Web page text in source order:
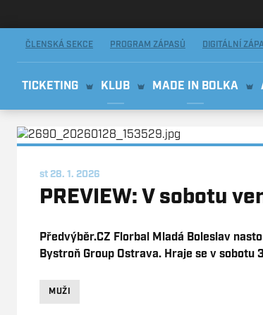
ČLENSKÁ SEKCE PROGRAM ZÁPASŮ DIGITÁLNÍ
TICKETING KLUB MADE IN BOLKA
st 28. 1. 2026
PREVIEW: V sobotu
Předvýběr.CZ Florbal Mladá Boleslav
Bystroň Group Ostrava. Hraje se v sobotu
MUŽI